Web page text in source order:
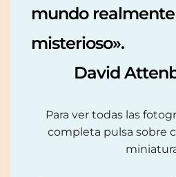
mundo
misterioso».
David
Para ver todas las
completa pulsa sobre